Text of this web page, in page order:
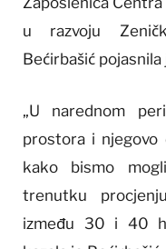
u razvoju
Bećirbašić
„U narednom
prostora i njegovo
kako bismo
trenutku
između 30 i 40